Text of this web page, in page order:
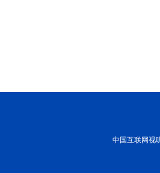
中国互联网视